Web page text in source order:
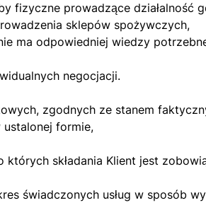
fizyczne prowadzące działalność
sklepów spożywczych,
ma odpowiedniej wiedzy
negocjacji.
zgodnych ze stanem
formie,
składania Klient jest
świadczonych usług w sposób